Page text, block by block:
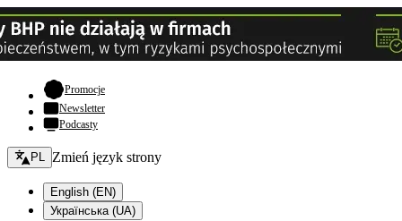
Promocje- otwiera się w nowej karcie
Newsletter
Podcasty
Zmień język - bieżący:
PL Zmień język strony
English (EN)
Українська (UA)